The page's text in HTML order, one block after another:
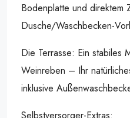
Bodenplatte und direktem
Dusche/Waschbecken-
Die Terrasse: Ein stabiles
Weinreben – Ihr
inklusive
Selbstversorger-Extras: